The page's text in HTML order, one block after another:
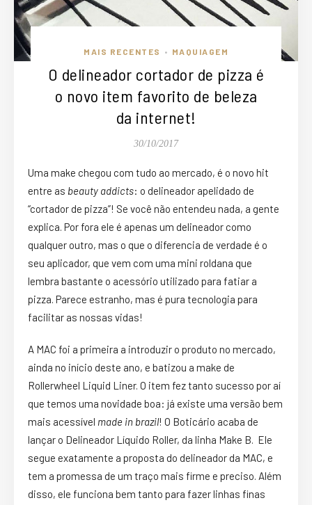
MAIS RECENTES • MAQUIAGEM
O delineador cortador de pizza é
o novo item favorito de beleza
da internet!
30/10/2017
Uma make chegou com tudo ao mercado, é o novo hit
entre as beauty addicts: o delineador apelidado de
“cortador de pizza”! Se você não entendeu nada, a gente
explica. Por fora ele é apenas um delineador como
qualquer outro, mas o que o diferencia de verdade é o
seu aplicador, que vem com uma mini roldana que
lembra bastante o acessório utilizado para fatiar a
pizza. Parece estranho, mas é pura tecnologia para
facilitar as nossas vidas!
A MAC foi a primeira a introduzir o produto no mercado,
ainda no início deste ano, e batizou a make de
Rollerwheel Liquid Liner. O item fez tanto sucesso por aí
que temos uma novidade boa: já existe uma versão bem
mais acessível made in brazil! O Boticário acaba de
lançar o Delineador Líquido Roller, da linha Make B. Ele
segue exatamente a proposta do delineador da MAC, e
tem a promessa de um traço mais firme e preciso. Além
disso, ele funciona bem tanto para fazer linhas finas